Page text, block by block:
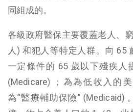
同組成的。
各級政府醫保主要覆蓋老人、
人) 和犯人等特定人群。向 65
一定條件的 65 歲以下殘疾人
(Medicare) ；為為低收入的
為“醫療輔助保險” (Medicaid)